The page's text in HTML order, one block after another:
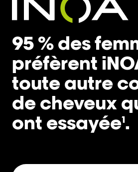
95 % des
préfèrent
toute autre
de cheveux
ont essayée1.